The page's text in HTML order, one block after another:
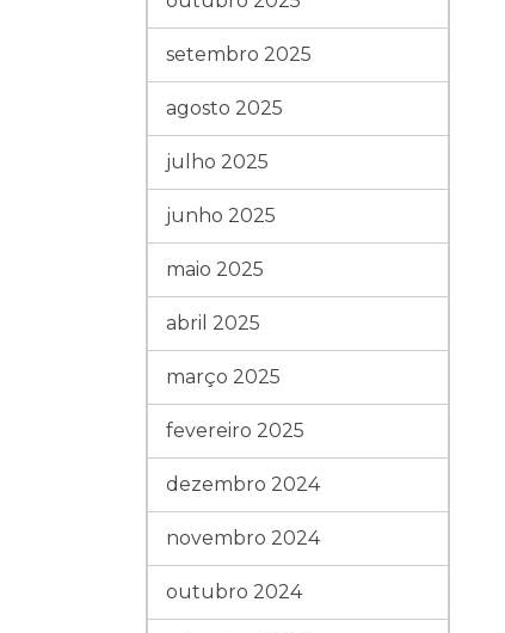
setembro 2025
agosto 2025
julho 2025
junho 2025
maio 2025
abril 2025
março 2025
fevereiro 2025
dezembro 2024
novembro 2024
outubro 2024